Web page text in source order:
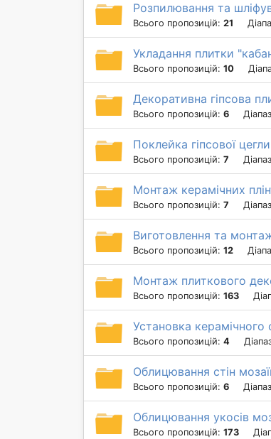
Розпилювання та
Всього пропозицій: 21
Укладання плитки
Всього пропозицій: 10
Декоративна гіпсова
Всього пропозицій: 6
Поклейка гіпсової
Всього пропозицій: 7
Монтаж керамічних
Всього пропозицій: 7
Виготовлення та
Всього пропозицій: 12
Монтаж плиткового
Всього пропозицій: 163
Установка
Всього пропозицій: 4
Облицювання стін
Всього пропозицій: 6
Облицювання укосів
Всього пропозицій: 173